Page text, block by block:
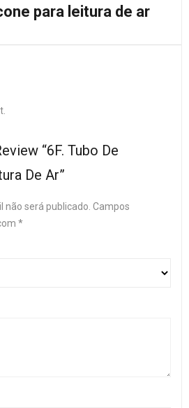
para leitura de ar
“6F. Tubo De
De Ar”
não será publicado. Campos
*